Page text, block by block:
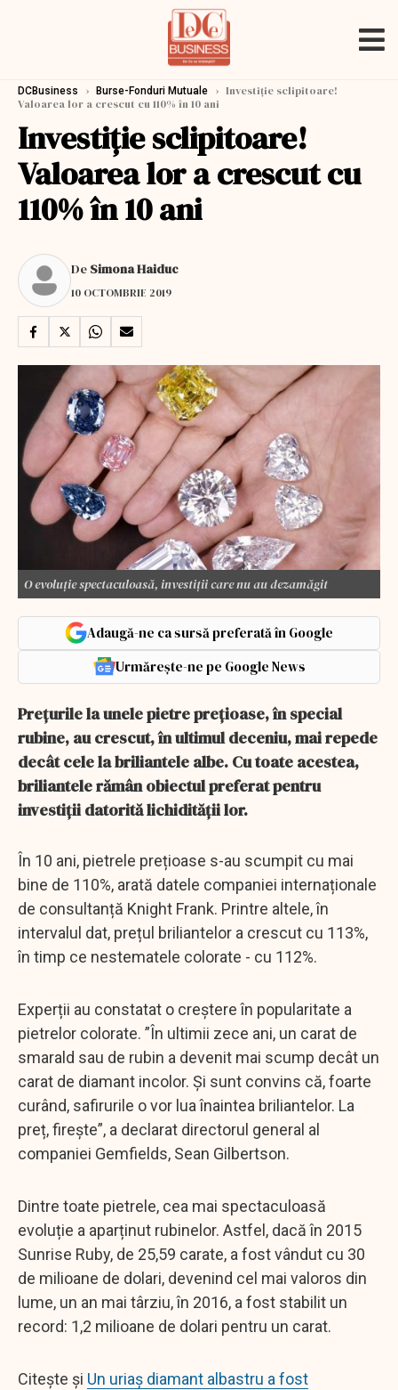
DCBusiness › Burse-Fonduri Mutuale › Investiție sclipitoare!
Valoarea lor a crescut cu 110% în 10 ani
Investiție sclipitoare!
Valoarea lor a crescut cu
110% în 10 ani
De Simona Haiduc
10 OCTOMBRIE 2019
O evoluție spectaculoasă, investiții care nu au dezamăgit
Adaugă-ne ca sursă preferată în Google
Urmărește-ne pe Google News
Prețurile la unele pietre prețioase, în special
rubine, au crescut, în ultimul deceniu, mai repede
decât cele la briliantele albe. Cu toate acestea,
briliantele rămân obiectul preferat pentru
investiții datorită lichidității lor.
În 10 ani, pietrele prețioase s-au scumpit cu mai
bine de 110%, arată datele companiei internaționale
de consultanță Knight Frank. Printre altele, în
intervalul dat, prețul briliantelor a crescut cu 113%,
în timp ce nestematele colorate - cu 112%.
Experții au constatat o creștere în popularitate a
pietrelor colorate. ”În ultimii zece ani, un carat de
smarald sau de rubin a devenit mai scump decât un
carat de diamant incolor. Și sunt convins că, foarte
curând, safirurile o vor lua înaintea briliantelor. La
preț, firește”, a declarat directorul general al
companiei Gemfields, Sean Gilbertson.
Dintre toate pietrele, cea mai spectaculoasă
evoluție a aparținut rubinelor. Astfel, dacă în 2015
Sunrise Ruby, de 25,59 carate, a fost vândut cu 30
de milioane de dolari, devenind cel mai valoros din
lume, un an mai târziu, în 2016, a fost stabilit un
record: 1,2 milioane de dolari pentru un carat.
Citește și Un uriaș diamant albastru a fost